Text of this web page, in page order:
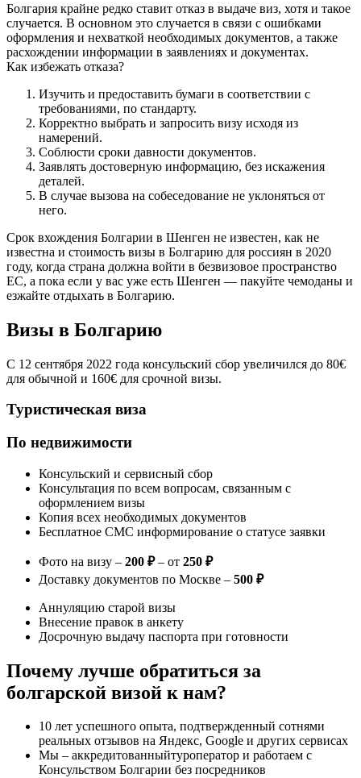
Болгария крайне редко ставит отказ в выдаче виз, хотя и такое
случается. В основном это случается в связи с ошибками
оформления и нехваткой необходимых документов, а также
расхождении информации в заявлениях и документах.
Как избежать отказа?
Изучить и предоставить бумаги в соответствии с
требованиями, по стандарту.
Корректно выбрать и запросить визу исходя из
намерений.
Соблюсти сроки давности документов.
Заявлять достоверную информацию, без искажения
деталей.
В случае вызова на собеседование не уклоняться от
него.
Срок вхождения Болгарии в Шенген не известен, как не
известна и стоимость визы в Болгарию для россиян в 2020
году, когда страна должна войти в безвизовое пространство
ЕС, а пока если у вас уже есть Шенген — пакуйте чемоданы и
езжайте отдыхать в Болгарию.
Визы в Болгарию
C 12 сентября 2022 года консульский сбор увеличился до 80€
для обычной и 160€ для срочной визы.
Туристическая виза
По недвижимости
Консульский и сервисный сбор
Консультация по всем вопросам, связанным с
оформлением визы
Копия всех необходимых документов
Бесплатное СМС информирование о статусе заявки
Фото на визу – 200 ₽– от 250 ₽
Доставку документов по Москве – 500 ₽
Аннуляцию старой визы
Внесение правок в анкету
Досрочную выдачу паспорта при готовности
Почему лучше обратиться за
болгарской визой к нам?
10 лет успешного опыта, подтвержденный сотнями
реальных отзывов на Яндекс, Google и других сервисах
Мы – аккредитованныйтуроператор и работаем с
Консульством Болгарии без посредников